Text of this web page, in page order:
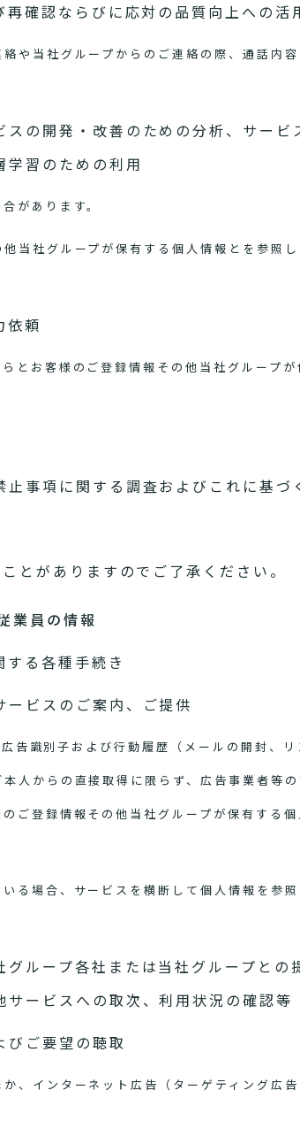
確認ならびに応対の品質向上への活
や当社グループからのご連絡の際、通話内
の開発・改善のための分析、サービ
習のための利用
があります。
当社グループが保有する個人情報とを参照
依頼
とお客様のご登録情報その他当社グループ
事項に関する調査およびこれに基づ
とがありますのでご了承ください。
業員の情報
る各種手続き
ビスのご案内、ご提供
識別子および行動履歴（メールの開封、リ
人からの直接取得に限らず、広告事業者等
ご登録情報その他当社グループが保有する
る場合、サービスを横断して個人情報を参
ループ各社または当社グループとの
ービスへの取次、利用状況の確認等
びご要望の聴取
、インターネット広告（ターゲティング広